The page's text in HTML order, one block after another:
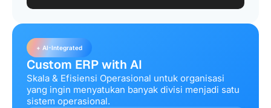
+ AI-Integrated
Custom ERP with AI
Skala & Efisiensi Operasional untuk organisasi
yang ingin menyatukan banyak divisi menjadi satu
sistem operasional.